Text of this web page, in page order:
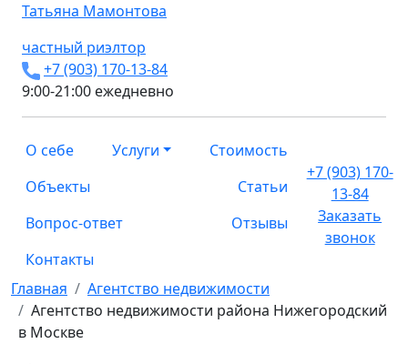
Татьяна Мамонтова
частный риэлтор
+7 (903) 170-13-84
9:00-21:00 ежедневно
О себе Услуги
Стоимость
Объекты
Статьи
Вопрос-ответ
Отзывы
Контакты
+7 (903) 170-
13-84
Заказать
звонок
Главная
Агентство недвижимости
Агентство недвижимости района Нижегородский
в Москве